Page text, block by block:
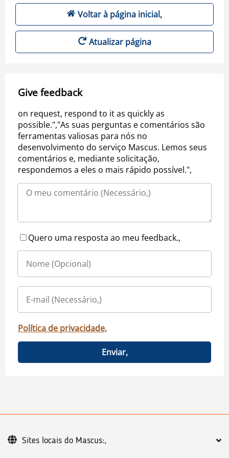
Voltar à página inicial,
Atualizar página
Give feedback
on request, respond to it as quickly as
possible.","As suas perguntas e comentários são
ferramentas valiosas para nós no
desenvolvimento do serviço Mascus. Lemos seus
comentários e, mediante solicitação,
respondemos a eles o mais rápido possível.",
Quero uma resposta ao meu feedback.,
Política de privacidade,
Enviar,
Sites locais do Mascus:,